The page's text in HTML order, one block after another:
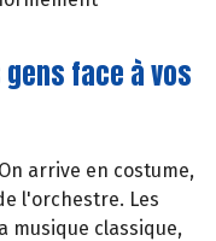
face à vos
arrive en costume,
l'orchestre. Les
musique classique,